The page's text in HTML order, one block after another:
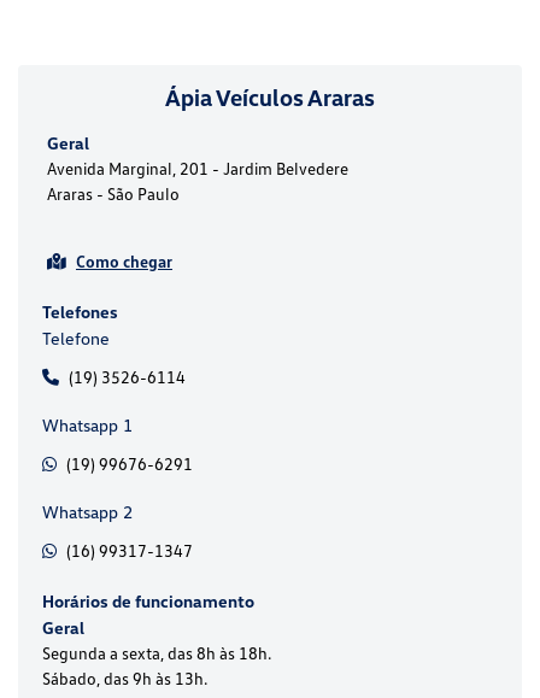
Ápia Veículos Araras
Geral
Avenida Marginal, 201 - Jardim Belvedere
Araras - São Paulo
Como chegar
Telefones
Telefone
(19) 3526-6114
Whatsapp 1
(19) 99676-6291
Whatsapp 2
(16) 99317-1347
Horários de funcionamento
Geral
Segunda a sexta, das 8h às 18h.
Sábado, das 9h às 13h.